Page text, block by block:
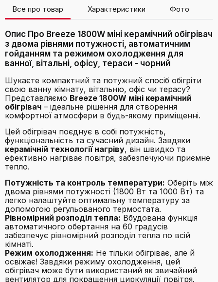
Все про товар Характеристики Фото
Опис Про Breeze 1800W міні керамічний обігрівач
з двома рівнями потужності, автоматичним
гойданням та режимом охолодження для
ванної, вітальні, офісу, тераси - чорний
Шукаєте компактний та потужний спосіб обігріти
свою ванну кімнату, вітальню, офіс чи терасу?
Представляємо Breeze 1800W міні керамічний
обігрівач – ідеальне рішення для створення
комфортної атмосфери в будь-якому приміщенні.
Цей обігрівач поєднує в собі потужність,
функціональність та сучасний дизайн. Завдяки
керамічній технології нагріву, він швидко та
ефективно нагріває повітря, забезпечуючи приємне
тепло.
Потужність та контроль температури: Оберіть між
двома рівнями потужності (1800 Вт та 1000 Вт) та
легко налаштуйте оптимальну температуру за
допомогою регульованого термостата.
Рівномірний розподіл тепла: Вбудована функція
автоматичного обертання на 60 градусів
забезпечує рівномірний розподіл тепла по всій
кімнаті.
Режим охолодження: Не тільки обігріває, але й
освіжає! Завдяки режиму охолодження, цей
обігрівач може бути використаний як звичайний
вентилятор для покращення циркуляції повітря.